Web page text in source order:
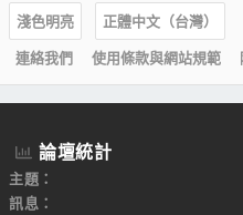
淺色明亮
正體中文（台灣）
連絡我們
使用條款與網站規範
論壇統計
主題
訊息